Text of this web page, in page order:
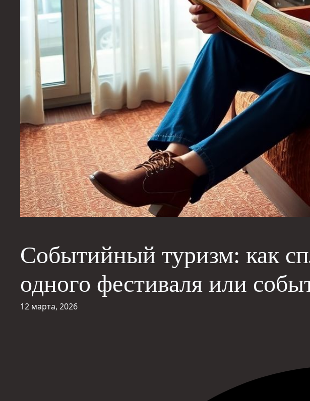
Событийный туризм: как
одного фестиваля или
12 марта, 2026